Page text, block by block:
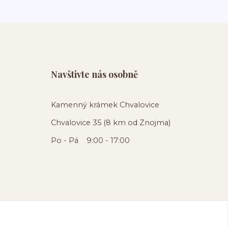
Navštivte nás osobně
Kamenný krámek Chvalovice
Chvalovice 35 (8 km od Znojma)
Po - Pá 9:00 - 17:00